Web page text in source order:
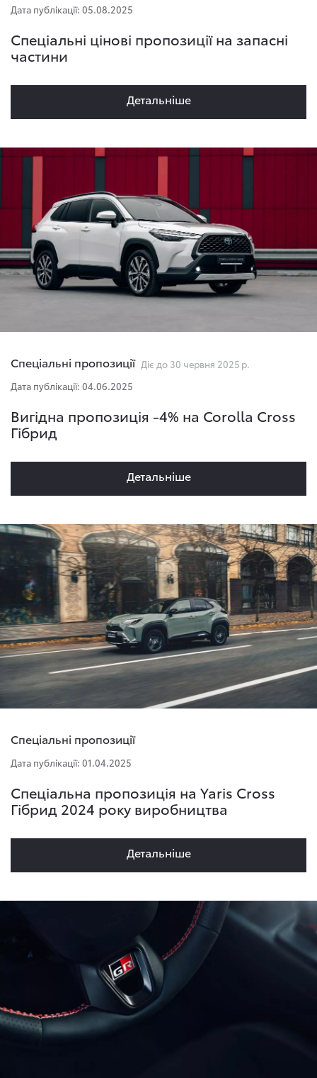
Дата публікації: 05.08.2025
Спеціальні цінові пропозиції на запасні
частини
Детальнiше
Спеціальні пропозиції Діє до 30 червня 2025 р.
Дата публікації: 04.06.2025
Вигідна пропозиція -4% на Corolla Cross
Гібрид
Детальнiше
Спеціальні пропозиції
Дата публікації: 01.04.2025
Спеціальна пропозиція на Yaris Cross
Гібрид 2024 року виробництва
Детальнiше